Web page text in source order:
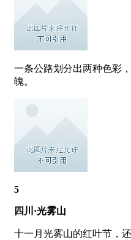
一条公路划分出两种色彩
魄。
5
四川·光雾山
十一月光雾山的红叶节，